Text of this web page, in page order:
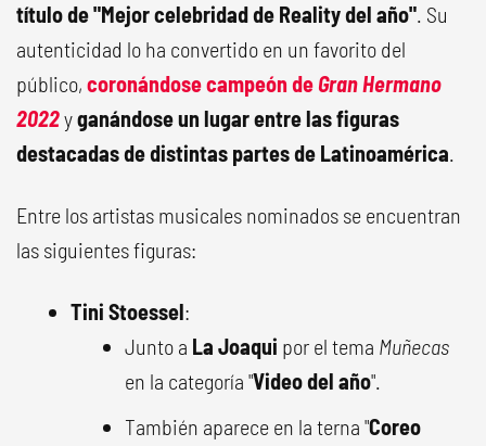
título de "Mejor celebridad de Reality del año". Su
autenticidad lo ha convertido en un favorito del
público, coronándose campeón de Gran Hermano
2022yganándose un lugar entre las figuras
destacadas de distintas partes de Latinoamérica.
Entre los artistas musicales nominados se encuentran
las siguientes figuras:
Tini Stoessel:
Junto a La Joaqui por el tema Muñecas
en la categoría "Video del año".
También aparece en la terna "Coreo